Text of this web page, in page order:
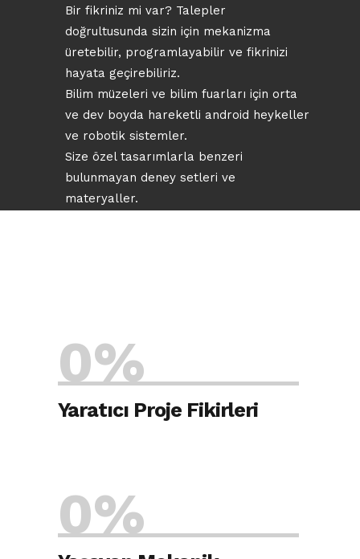
Bir fikriniz mi var? Talepler
doğrultusunda sizin için mekanizma
üretebilir, programlayabilir ve fikrinizi
hayata geçirebiliriz.
Bilim müzeleri ve bilim fuarları için orta
ve dev boyda hareketli android heykeller
ve robotik sistemler.
Size özel tasarımlarla benzeri
bulunmayan deney setleri ve
materyaller.
0%
Yaratıcı Proje Fikirleri
0%